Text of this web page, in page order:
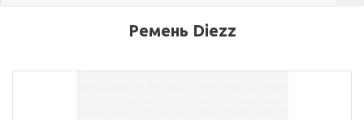
Ремень Diezz